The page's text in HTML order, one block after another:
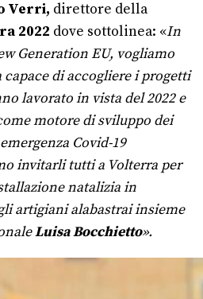
Verri, direttore della
2022 dove sottolinea: «In
Generation EU, vogliamo
di accogliere i progetti
lavorato in vista del 2022 e
motore di sviluppo dei
Covid-19
invitarli tutti a Volterra per
natalizia in
artigiani alabastrai insieme
Luisa Bocchietto».